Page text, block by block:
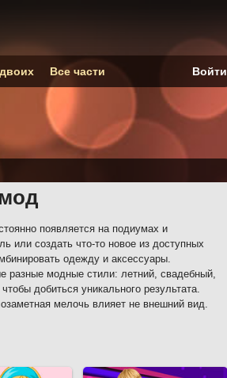
появляется на подиумах и
или создать что-то новое из доступных
одежду и аксессуары.
разные модные стили: летний, свадебный,
добиться уникального результата.
мелочь влияет не внешний вид.
Все части Войти